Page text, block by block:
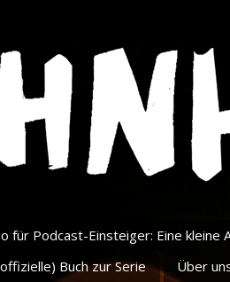
für Podcast-Einsteiger: Eine kleine
Buch zur Serie
Über